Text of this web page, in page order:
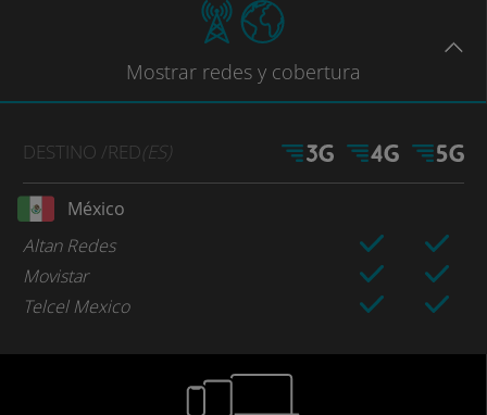
Mostrar redes y cobertura
DESTINO /RED(ES)
México
Altan Redes
Movistar
Telcel Mexico